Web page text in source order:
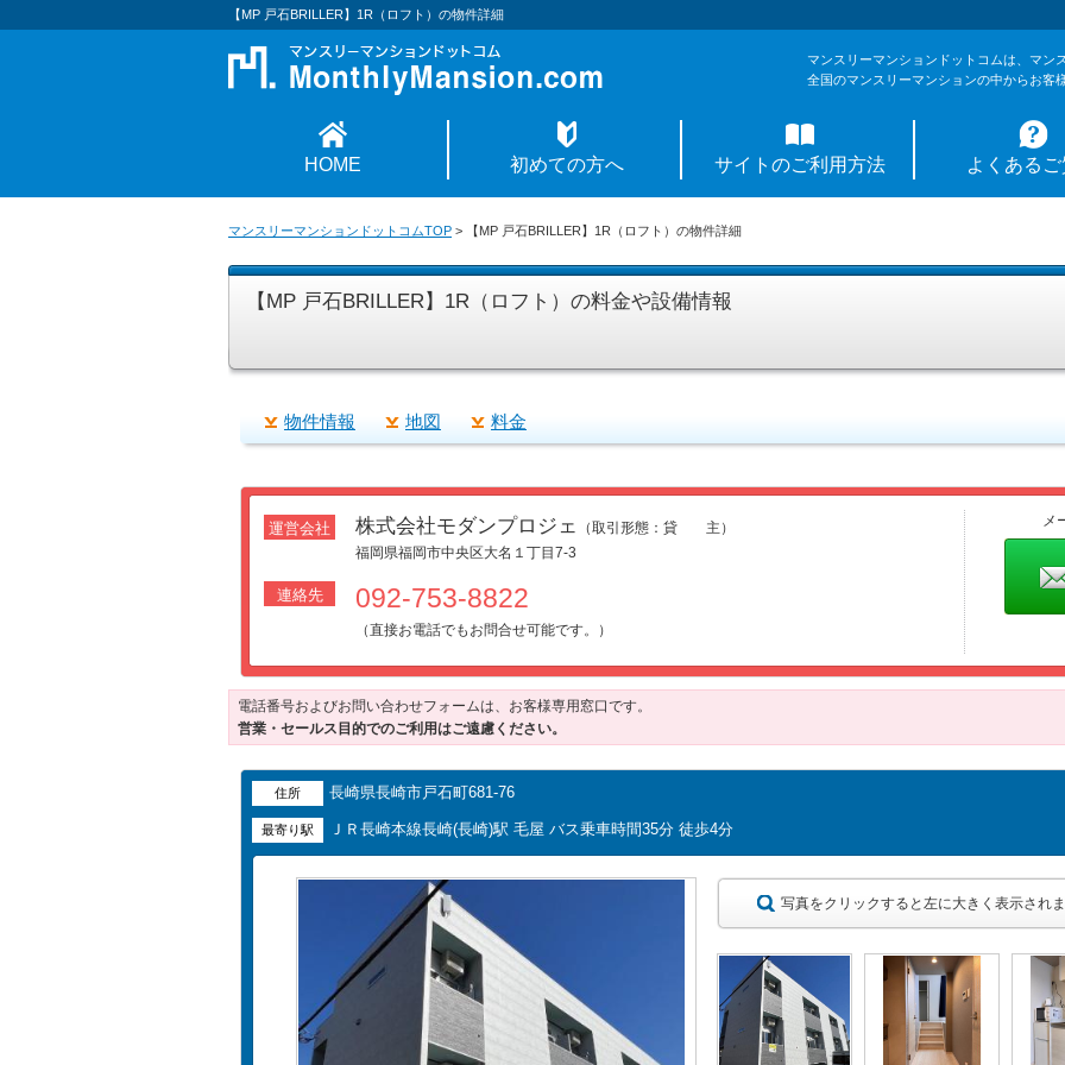
【MP 戸石BRILLER】1R（ロフト）の物件詳細
マンスリーマンションドットコムは、マン
全国のマンスリーマンションの中からお客
HOME 初めての方へ サイトのご利用方法 よくある
マンスリーマンションドットコムTOP > 【MP 戸石BRILLER】1R（ロフト）の物件詳細
【MP 戸石BRILLER】1R（ロフト）の料金や設備情報
物件情報 地図 料金
運営会社 株式会社モダンプロジェ
（取引形態：貸 主）
福岡県福岡市中央区大名１丁目7-3
連絡先 092-753-8822
（直接お電話でもお問合せ可能です。）
メ
電話番号およびお問い合わせフォームは、お客様専用窓口です。
営業・セールス目的でのご利用はご遠慮ください。
住所 長崎県長崎市戸石町681-76
最寄り駅 ＪＲ長崎本線長崎(長崎)駅 毛屋 バス乗車時間35分 徒歩4分
写真をクリックすると左に大きく表示され